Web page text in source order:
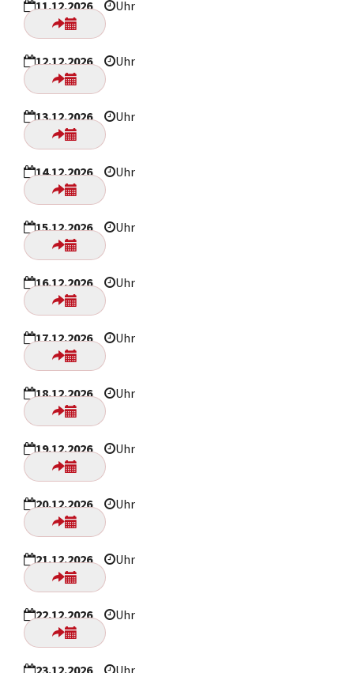
11.12.2026 Uhr
12.12.2026 Uhr
13.12.2026 Uhr
14.12.2026 Uhr
15.12.2026 Uhr
16.12.2026 Uhr
17.12.2026 Uhr
18.12.2026 Uhr
19.12.2026 Uhr
20.12.2026 Uhr
21.12.2026 Uhr
22.12.2026 Uhr
23.12.2026 Uhr